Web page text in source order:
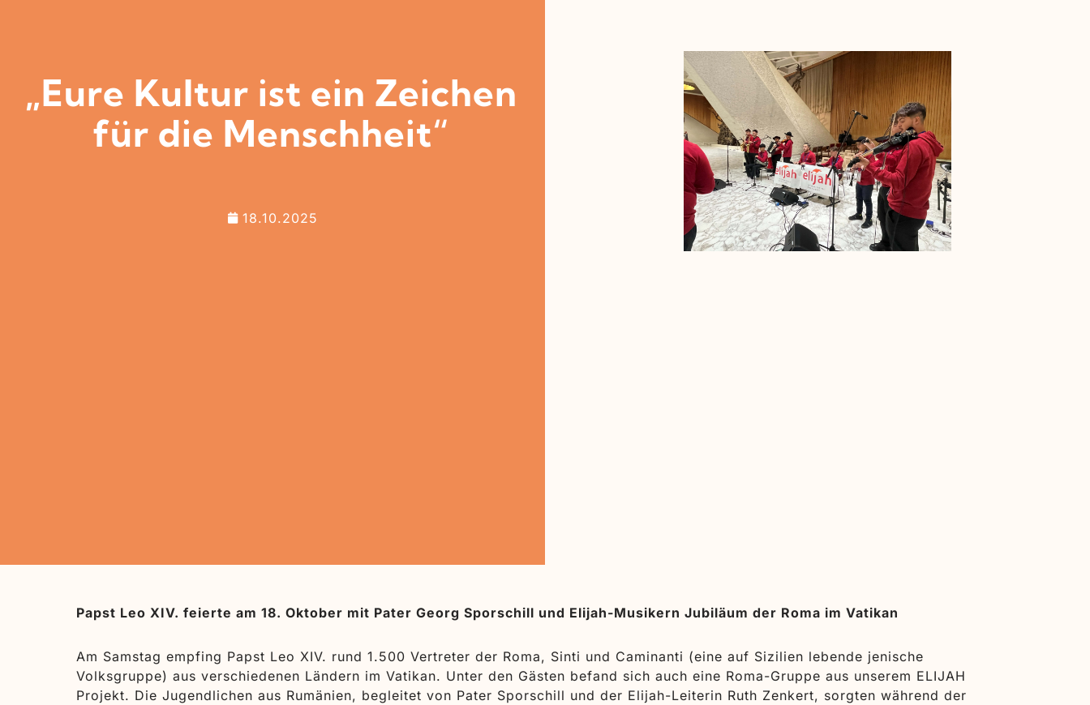
„Eure Kultur ist ein Zeichen
für die Menschheit“
18.10.2025
Papst Leo XIV. feierte am 18. Oktober mit Pater Georg Sporschill und Elijah-Musikern Jubiläum der Roma im Vatikan
Am Samstag empfing Papst Leo XIV. rund 1.500 Vertreter der Roma, Sinti und Caminanti (eine auf Sizilien lebende jenische
Volksgruppe) aus verschiedenen Ländern im Vatikan. Unter den Gästen befand sich auch eine Roma-Gruppe aus unserem ELIJAH
Projekt. Die Jugendlichen aus Rumänien, begleitet von Pater Sporschill und der Elijah-Leiterin Ruth Zenkert, sorgten während der